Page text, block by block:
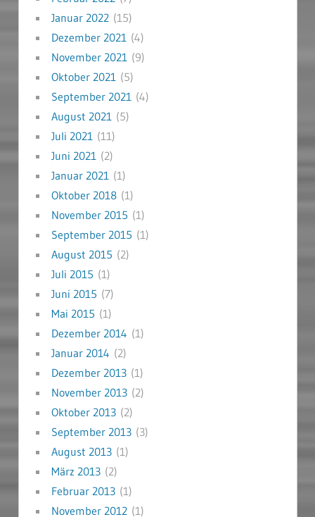
Januar 2022(15)
Dezember 2021 (4)
November 2021 (9)
Oktober 2021 (5)
September 2021 (4)
August 2021 (5)
Juli 2021 (11)
Juni 2021 (2)
Januar 2021 (1)
Oktober 2018(1)
November 2015 (1)
September 2015 (1)
August 2015 (2)
Juli 2015 (1)
Juni 2015 (7)
Mai 2015 (1)
Dezember 2014 (1)
Januar 2014 (2)
Dezember 2013(1)
November 2013(2)
Oktober 2013(2)
September 2013(3)
August 2013(1)
März 2013(2)
Februar 2013(1)
November 2012(1)